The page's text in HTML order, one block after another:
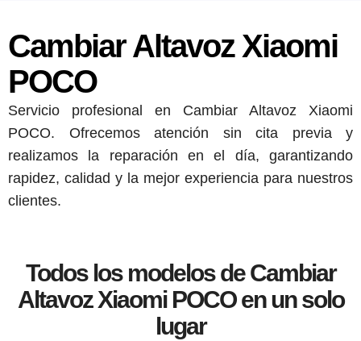
Cambiar Altavoz Xiaomi
POCO
Servicio profesional en Cambiar Altavoz Xiaomi
POCO. Ofrecemos atención sin cita previa y
realizamos la reparación en el día, garantizando
rapidez, calidad y la mejor experiencia para nuestros
clientes.
Todos los modelos de Cambiar
Altavoz Xiaomi POCO en un solo
lugar